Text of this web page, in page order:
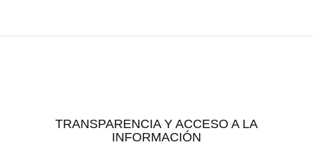
TRANSPARENCIA Y ACCESO A LA
INFORMACIÓN